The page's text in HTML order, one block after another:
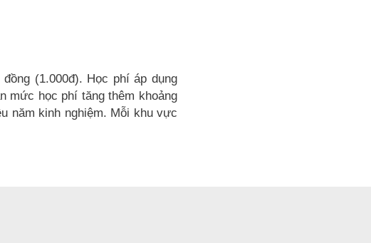
(1.000đ). Học phí áp dụng
mức học phí tăng thêm khoảng
năm kinh nghiệm. Mỗi khu vực